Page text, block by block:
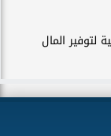
لتوفير المال